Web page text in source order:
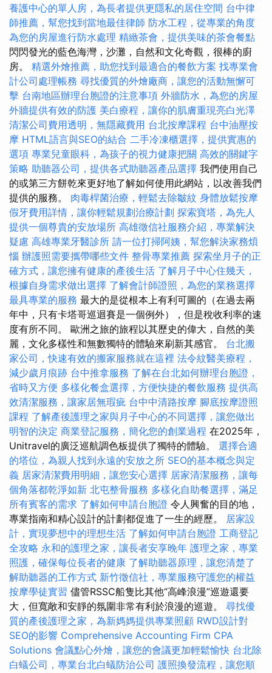
養護中心的單人房，為長者提供更隱私的居住空間 台中律
師推薦，幫您找到當地最佳律師 防水工程，從專業的角度
為您的房屋進行防水處理 精緻茶會，提供美味的茶會餐點
閃閃發光的藍色海灣，沙灘，自然和文化奇觀，很棒的廚
房。 精選外燴推薦，助您找到最適合的餐飲方案 找專業會
計公司處理帳務 尋找優質的外燴廠商，讓您的活動無懈可
擊 台南地區辦理台胞證的注意事項 外牆防水，為您的房屋
外牆提供有效的防護 美白療程，讓你的肌膚重現亮白光澤
清潔公司費用透明，無隱藏費用 台北按摩課程 台中油壓按
摩 HTML語言與SEO的結合 二手冷凍櫃選擇，提供實惠的
選項 專業兒童眼科，為孩子的視力健康把關 高效的關鍵字
策略 助聽器公司，提供各式助聽器產品選擇 我們使用自己
的或第三方餅乾來更好地了解如何使用此網站，以改善我們
提供的服務。 肉毒桿菌治療，輕鬆去除皺紋 身體放鬆按摩
假牙費用詳情，讓你輕鬆規劃治療計劃 探索寶塔，為先人
提供一個尊貴的安放場所 高雄徵信社服務介紹，專業解決
疑慮 高雄專業牙醫診所 請一位打掃阿姨，幫您解決家務煩
惱 辦護照需要攜帶哪些文件 整骨專業推薦 探索坐月子的正
確方式，讓您擁有健康的產後生活 了解月子中心住幾天，
根據自身需求做出選擇 了解會計師證照，為您的業務選擇
最具專業的服務 最大的是從根本上有利可圖的（在過去兩
年中，只有卡塔哥巡迴賽是一個例外），但是稅收利率的速
度有所不同。 歐洲之旅的旅程以其歷史的偉大，自然的美
麗，文化多樣性和無數獨特的體驗來刷新其感官。 台北搬
家公司，快速有效的搬家服務就在這裡 法令紋醫美療程，
減少歲月痕跡 台中推拿服務 了解在台北如何辦理台胞證，
省時又方便 多樣化餐盒選擇，方便快捷的餐飲服務 提供高
效清潔服務，讓家居無瑕疵 台中中清路按摩 腳底按摩證照
課程 了解產後護理之家與月子中心的不同選擇，讓您做出
明智的決定 商業登記服務，簡化您的創業過程 在2025年，
Unitravel的廣泛巡航調色板提供了獨特的體驗。 選擇合適
的塔位，為親人找到永遠的安放之所 SEO的基本概念與定
義 居家清潔費用明細，讓您安心選擇 居家清潔服務，讓每
個角落都乾淨如新 北屯整骨服務 多樣化自助餐選擇，滿足
所有賓客的需求 了解如何申請台胞證 令人興奮的目的地，
專業指南和精心設計的計劃都促進了一生的經歷。 居家設
計，實現夢想中的理想生活 了解如何申請台胞證 工商登記
全攻略 永和的護理之家，讓長者安享晚年 護理之家，專業
照護，確保每位長者的健康 了解助聽器原理，讓您清楚了
解助聽器的工作方式 新竹徵信社，專業服務守護您的權益
按摩學徒實習 儘管RSSC船隻比其他“高峰浪漫”巡遊還要
大，但寬敞和安靜的氛圍非常有利於浪漫的巡遊。 尋找優
質的產後護理之家，為新媽媽提供專業照顧 RWD設計對
SEO的影響 Comprehensive Accounting Firm CPA
Solutions 會議點心外燴，讓您的會議更加輕鬆愉快 台北除
白蟻公司，專業台北白蟻防治公司 護照換發流程，讓您順